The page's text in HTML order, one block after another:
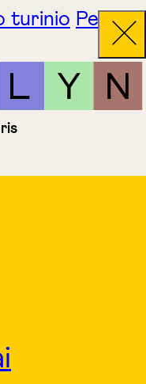
turinio Pereiti